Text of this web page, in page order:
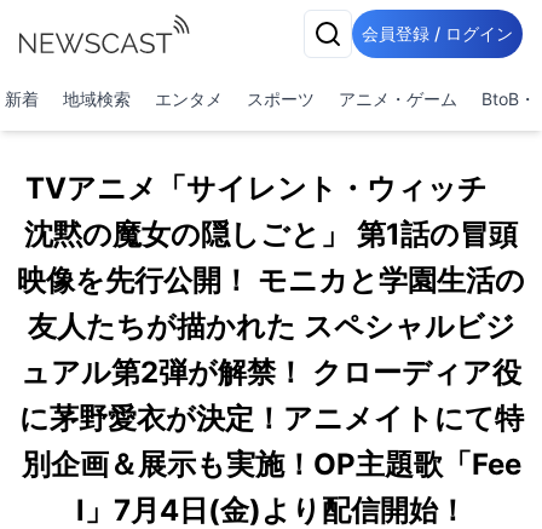
会員登録 / ログイン
新着 地域検索 エンタメ スポーツ アニメ・ゲーム BtoB・
TVアニメ「サイレント・ウィッチ
沈黙の魔女の隠しごと」 第1話の冒頭
映像を先行公開！ モニカと学園生活の
友人たちが描かれた スペシャルビジ
ュアル第2弾が解禁！ クローディア役
に茅野愛衣が決定！アニメイトにて特
別企画＆展示も実施！OP主題歌「Fee
l」7月4日(金)より配信開始！